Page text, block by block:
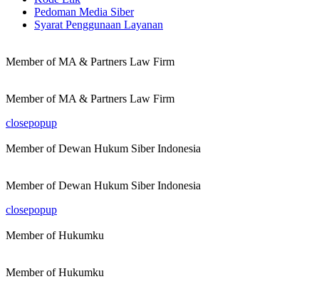
Pedoman Media Siber
Syarat Penggunaan Layanan
Member of MA & Partners Law Firm
Member of MA & Partners Law Firm
closepopup
Member of Dewan Hukum Siber Indonesia
Member of Dewan Hukum Siber Indonesia
closepopup
Member of Hukumku
Member of Hukumku